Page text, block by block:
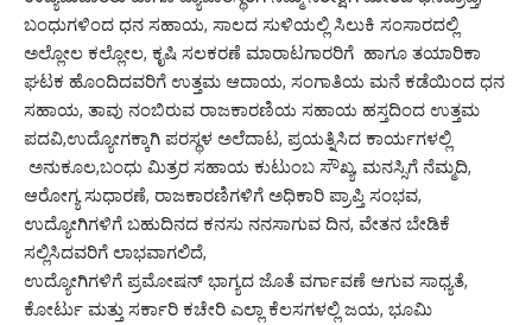
ಬಂಧುಗಳಿಂದ ಧನ ಸಹಾಯ, ಸಾಲದ ಸುಳಿಯಲ್ಲಿ ಸಿಲುಕಿ ಸಂಸಾರದಲ್ಲಿ
ಅಲ್ಲೋಲ ಕಲ್ಲೋಲ, ಕೃಷಿ ಸಲಕರಣೆ ಮಾರಾಟಗಾರರಿಗೆ ಹಾಗೂ ತಯಾರಿಕಾ
ಘಟಕ ಹೊಂದಿದವರಿಗೆ ಉತ್ತಮ ಆದಾಯ, ಸಂಗಾತಿಯ ಮನೆ ಕಡೆಯಿಂದ ಧನ
ಸಹಾಯ, ತಾವು ನಂಬಿರುವ ರಾಜಕಾರಣಿಯ ಸಹಾಯ ಹಸ್ತದಿಂದ ಉತ್ತಮ
ಪದವಿ,ಉದ್ಯೋಗಕ್ಕಾಗಿ ಪರಸ್ಥಳ ಅಲೆದಾಟ, ಪ್ರಯತ್ನಿಸಿದ ಕಾರ್ಯಗಳಲ್ಲಿ
ಅನುಕೂಲ,ಬಂಧು ಮಿತ್ರರ ಸಹಾಯ ಕುಟುಂಬ ಸೌಖ್ಯ, ಮನಸ್ಸಿಗೆ ನೆಮ್ಮದಿ,
ಆರೋಗ್ಯ ಸುಧಾರಣೆ, ರಾಜಕಾರಣಿಗಳಿಗೆ ಅಧಿಕಾರಿ ಪ್ರಾಪ್ತಿ ಸಂಭವ,
ಉದ್ಯೋಗಿಗಳಿಗೆ ಬಹುದಿನದ ಕನಸು ನನಸಾಗುವ ದಿನ, ವೇತನ ಬೇಡಿಕೆ
ಸಲ್ಲಿಸಿದವರಿಗೆ ಲಾಭವಾಗಲಿದೆ,
ಉದ್ಯೋಗಿಗಳಿಗೆ ಪ್ರಮೋಷನ್ ಭಾಗ್ಯದ ಜೊತೆ ವರ್ಗಾವಣೆ ಆಗುವ ಸಾಧ್ಯತೆ,
ಕೋರ್ಟು ಮತ್ತು ಸರ್ಕಾರಿ ಕಚೇರಿ ಎಲ್ಲಾ ಕೆಲಸಗಳಲ್ಲಿ ಜಯ, ಭೂಮಿ